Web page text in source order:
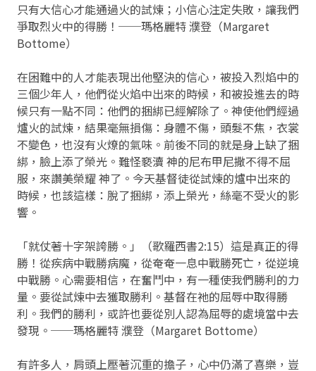
只有大信心才能通過火的試煉；小信心注定失敗，讓我們
爭取烈火中的得勝！──瑪格麗特 濮登（Margaret
Bottome）
在困難中的人才能表現出他堅決的信心，被投入烈焰中的
三個少年人，他們從火焰中出來的時候，和被投進去的時
候只有一點不同：他們的捆綁已經解除了。神使他們經過
爐火的試煉，結果毫無損傷：身體不傷，頭髮不焦，衣裳
不變色，也沒有火燎的氣味。前後不同的就是身上缺了捆
綁，臉上添了榮光。難怪褻瀆 神的尼布甲尼撒不得不屈
服，來讚美榮耀 神了。今天基督徒從試煉的爐中出來的
時候，也該這樣：脫了捆綁，添上榮光，絲毫不受火的影
響。
「就仗著十字架誇勝。」（歌羅西書2:15）這是真正的得
勝！從疾病中戰勝病魔，從奄奄一息中戰勝死亡，從逆境
中戰勝。心需要相信，在奮鬥中，有一種使我們勝利的力
量。要從試煉中去獲取勝利。基督在祂的屈辱中取得勝
利。我們的勝利，或許也要從別人認為屈辱的處境當中去
發現。──瑪格麗特 濮登（Margaret Bottome）
有許多人，肩頭上壓著沉重的擔子，心中仍滿了喜樂，豈